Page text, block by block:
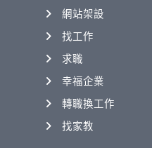
網站架設
找工作
求職
幸福企業
轉職換工作
找家教